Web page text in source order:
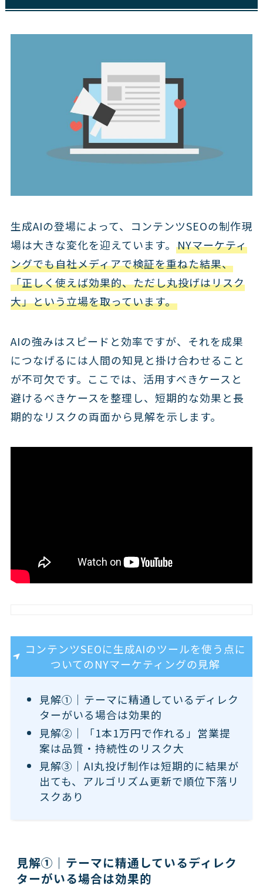
生成AIの登場によって、コンテンツSEOの制作現
場は大きな変化を迎えています。 NYマーケティ
ングでも自社メディアで検証を重ねた結果、
「正しく使えば効果的、ただし丸投げはリスク
大」という立場を取っています。
AIの強みはスピードと効率ですが、それを成果
につなげるには人間の知見と掛け合わせること
が不可欠です。ここでは、活用すべきケースと
避けるべきケースを整理し、短期的な効果と長
期的なリスクの両面から見解を示します。
コンテンツSEOに生成AIのツールを使う点に
ついてのNYマーケティングの見解
見解①｜テーマに精通しているディレク
ターがいる場合は効果的
見解②｜「1本1万円で作れる」営業提
案は品質・持続性のリスク大
見解③｜AI丸投げ制作は短期的に結果が
出ても、アルゴリズム更新で順位下落リ
スクあり
見解①｜テーマに精通しているディレク
ターがいる場合は効果的